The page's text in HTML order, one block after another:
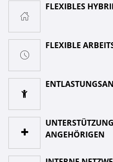
FLEXIBLES
FLEXIBLE
ANGEHÖRIGEN